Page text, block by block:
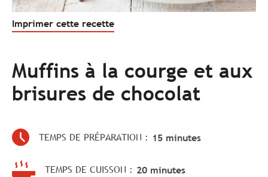
Imprimer cette recette
Muffins à la courge et aux
brisures de chocolat
TEMPS DE PRÉPARATION : 15 minutes
TEMPS DE CUISSON : 20 minutes